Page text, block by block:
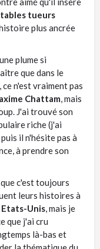
tueurs
plus ancrée
plume si
que dans le
ce n'est vraiment pas
Chattam , mais
J'ai trouvé son
riche (j'ai
il n'hésite pas à
à prendre son
c'est toujours
leurs histoires à
Etats-Unis , mais je
que j'ai cru
là-bas et